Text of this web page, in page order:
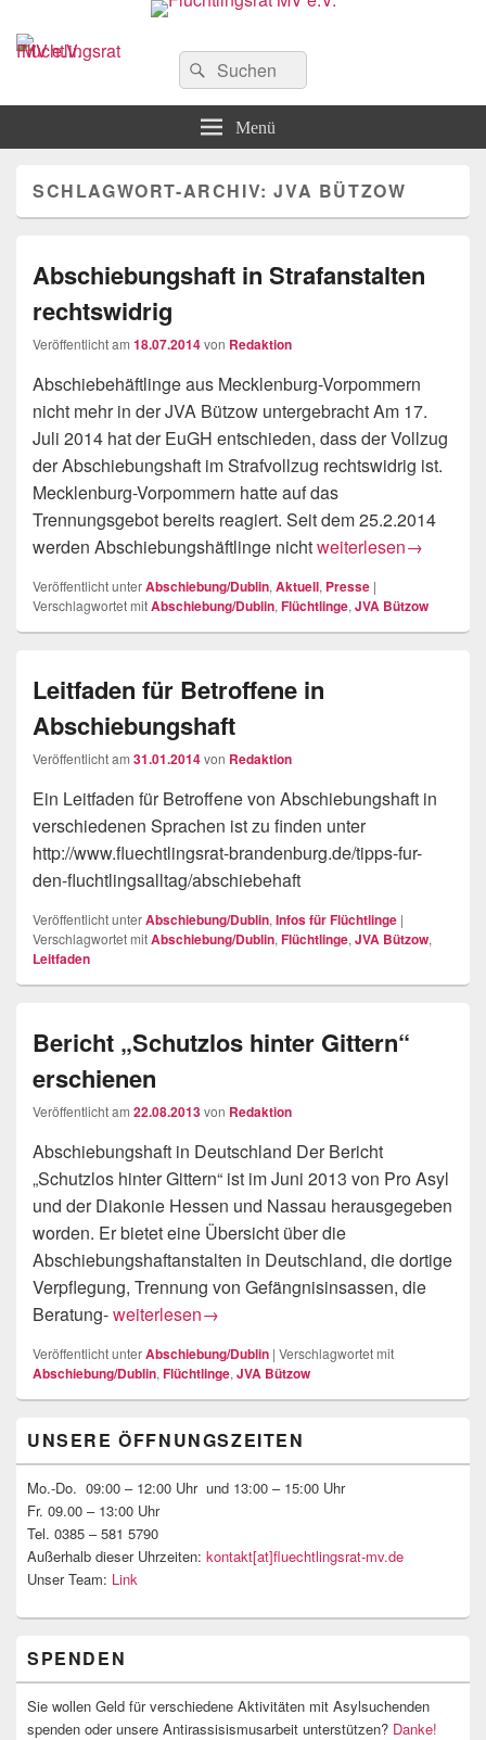
Flüchtlingsrat MV e.V.
Schwerin
Suchen
nach:
Suchen
Menü
SCHLAGWORT-ARCHIV:JVA BÜTZOW
Abschiebungshaft in Strafanstalten
rechtswidrig
Veröffentlicht am 18.07.2014von Redaktion
Abschiebehäftlinge aus Mecklenburg-Vorpommern
nicht mehr in der JVA Bützow untergebracht Am 17.
Juli 2014 hat der EuGH entschieden, dass der Vollzug
der Abschiebungshaft im Strafvollzug rechtswidrig ist.
Mecklenburg-Vorpommern hatte auf das
Trennungsgebot bereits reagiert. Seit dem 25.2.2014
werden Abschiebungshäftlinge nichtAbschiebungshaft in
weiterlesen→
Veröffentlicht unterAbschiebung/Dublin, Aktuell, Presse |
Verschlagwortet mitAbschiebung/Dublin, Flüchtlinge, JVA Bützow
Leitfaden für Betroffene in
Abschiebungshaft
Veröffentlicht am 31.01.2014von Redaktion
Ein Leitfaden für Betroffene von Abschiebungshaft in
verschiedenen Sprachen ist zu finden unter
http://www.fluechtlingsrat-brandenburg.de/tipps-fur-
den-fluchtlingsalltag/abschiebehaft
Veröffentlicht unterAbschiebung/Dublin, Infos für Flüchtlinge |
Verschlagwortet mitAbschiebung/Dublin, Flüchtlinge, JVA Bützow,
Leitfaden
Bericht „Schutzlos hinter Gittern“
erschienen
Veröffentlicht am 22.08.2013von Redaktion
Abschiebungshaft in Deutschland Der Bericht
„Schutzlos hinter Gittern“ ist im Juni 2013 von Pro Asyl
und der Diakonie Hessen und Nassau herausgegeben
worden. Er bietet eine Übersicht über die
Abschiebungshaftanstalten in Deutschland, die dortige
Verpflegung, Trennung von Gefängnisinsassen, die
Beratung-Bericht „Schutzlos hinter Gittern“ erschienen
weiterlesen→
Veröffentlicht unterAbschiebung/Dublin | Verschlagwortet mit
Abschiebung/Dublin, Flüchtlinge, JVA Bützow
Seitenleisten-
Widgetbereich
UNSERE ÖFFNUNGSZEITEN
Mo.-Do. 09:00 – 12:00 Uhr und 13:00 – 15:00 Uhr
Fr. 09.00 – 13:00 Uhr
Tel. 0385 – 581 5790
Außerhalb dieser Uhrzeiten: kontakt[at]fluechtlingsrat-mv.de
Unser Team: Link
SPENDEN
Sie wollen Geld für verschiedene Aktivitäten mit Asylsuchenden
spenden oder unsere Antirassisismusarbeit unterstützen? Danke!